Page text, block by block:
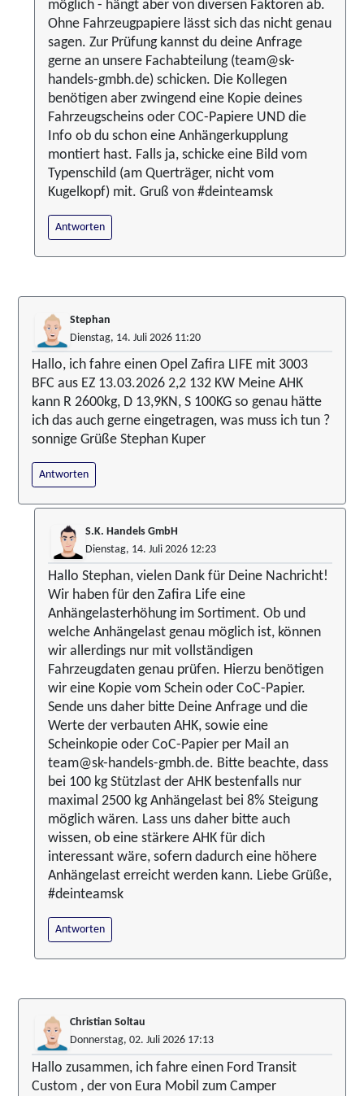
möglich - hängt aber von diversen Faktoren ab.
Ohne Fahrzeugpapiere lässt sich das nicht genau
sagen. Zur Prüfung kannst du deine Anfrage
gerne an unsere Fachabteilung (team@sk-
handels-gmbh.de) schicken. Die Kollegen
benötigen aber zwingend eine Kopie deines
Fahrzeugscheins oder COC-Papiere UND die
Info ob du schon eine Anhängerkupplung
montiert hast. Falls ja, schicke eine Bild vom
Typenschild (am Querträger, nicht vom
Kugelkopf) mit. Gruß von #deinteamsk
Antworten
Stephan
Dienstag, 14. Juli 2026 11:20
Hallo, ich fahre einen Opel Zafira LIFE mit 3003
BFC aus EZ 13.03.2026 2,2 132 KW Meine AHK
kann R 2600kg, D 13,9KN, S 100KG so genau hätte
ich das auch gerne eingetragen, was muss ich tun ?
sonnige Grüße Stephan Kuper
Antworten
S.K. Handels GmbH
Dienstag, 14. Juli 2026 12:23
Hallo Stephan, vielen Dank für Deine Nachricht!
Wir haben für den Zafira Life eine
Anhängelasterhöhung im Sortiment. Ob und
welche Anhängelast genau möglich ist, können
wir allerdings nur mit vollständigen
Fahrzeugdaten genau prüfen. Hierzu benötigen
wir eine Kopie vom Schein oder CoC-Papier.
Sende uns daher bitte Deine Anfrage und die
Werte der verbauten AHK, sowie eine
Scheinkopie oder CoC-Papier per Mail an
team@sk-handels-gmbh.de. Bitte beachte, dass
bei 100 kg Stützlast der AHK bestenfalls nur
maximal 2500 kg Anhängelast bei 8% Steigung
möglich wären. Lass uns daher bitte auch
wissen, ob eine stärkere AHK für dich
interessant wäre, sofern dadurch eine höhere
Anhängelast erreicht werden kann. Liebe Grüße,
#deinteamsk
Antworten
Christian Soltau
Donnerstag, 02. Juli 2026 17:13
Hallo zusammen, ich fahre einen Ford Transit
Custom , der von Eura Mobil zum Camper